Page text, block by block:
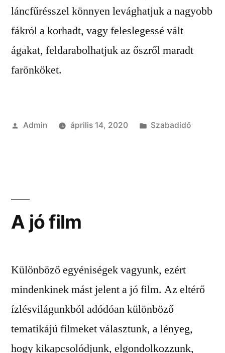
láncfűrésszel könnyen levághatjuk a nagyobb
fákról a korhadt, vagy feleslegessé vált
ágakat, feldarabolhatjuk az őszről maradt
farönköket.
Szerző:
Admin április 14, 2020 Kategória:
Szabadidő
A jó film
Különböző egyéniségek vagyunk, ezért
mindenkinek mást jelent a jó film. Az eltérő
ízlésvilágunkból adódóan különböző
tematikájú filmeket választunk, a lényeg,
hogy kikapcsolódjunk, elgondolkozzunk,